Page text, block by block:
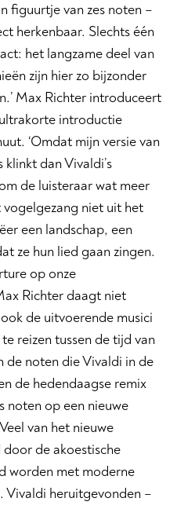
figuurtje van zes noten –
herkenbaar. Slechts één
het langzame deel van
zijn hier zo bijzonder
Max Richter introduceert
introductie
‘Omdat mijn versie van
dan Vivaldi’s
de luisteraar wat meer
niet uit het
een landschap, een
ze hun lied gaan zingen.
op onze
Richter daagt niet
de uitvoerende musici
reizen tussen de tijd van
de noten die Vivaldi in de
de hedendaagse remix
noten op een nieuwe
van het nieuwe
de akoestische
worden met moderne
Vivaldi heruitgevonden –